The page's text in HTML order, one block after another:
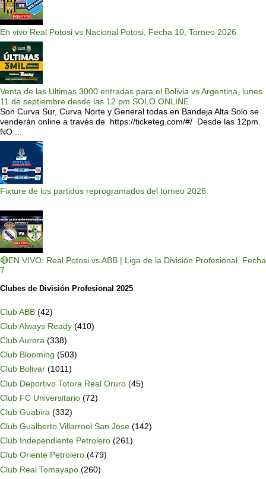
En vivo Real Potosi vs Nacional Potosi, Fecha 10, Torneo 2026
Venta de las Ultimas 3000 entradas para el Bolivia vs Argentina, lunes
11 de septiembre desde las 12 pm SOLO ONLINE
Son Curva Sur, Curva Norte y General todas en Bandeja Alta Solo se
venderán online a través de https://ticketeg.com/#/ Desde las 12pm.
NO ...
Fixture de los partidos reprogramados del torneo 2026
🔴EN VIVO: Real Potosi vs ABB | Liga de la División Profesional, Fecha
7
Clubes de División Profesional 2025
Club ABB (42)
Club Always Ready (410)
Club Aurora (338)
Club Blooming (503)
Club Bolivar (1011)
Club Deportivo Totora Real Oruro (45)
Club FC Universitario (72)
Club Guabira (332)
Club Gualberto Villarroel San Jose (142)
Club Independiente Petrolero (261)
Club Oriente Petrolero (479)
Club Real Tomayapo (260)